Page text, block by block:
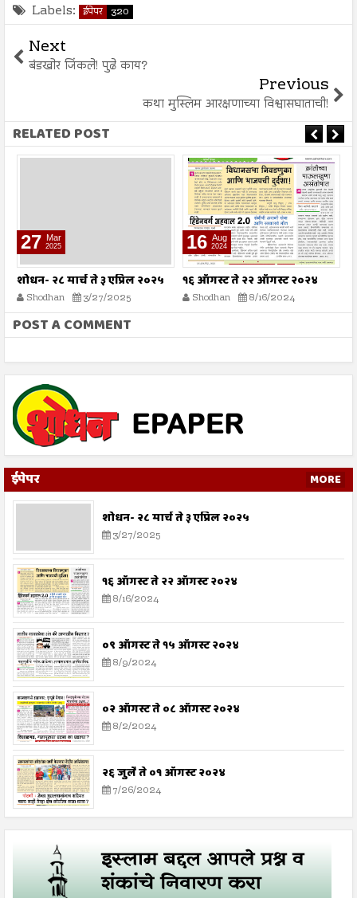
Labels: ईपेपर 320
Next
बंडखोर जिंकले! पुढे काय?
Previous
कथा मुस्लिम आरक्षणाच्या विश्वासघाताची!
RELATED POST
16 Aug
2024
१६ ऑगस्ट ते २२ ऑगस्ट २०२४
Shodhan 8/16/2024
09 Aug
2024
०९ ऑगस्ट ते १५ ऑगस्ट २०२४
Shodhan 8/9/2024
POST A COMMENT
ईपेपर MORE
शोधन- २८ मार्च ते ३ एप्रिल २०२५
3/27/2025
१६ ऑगस्ट ते २२ ऑगस्ट २०२४
8/16/2024
०९ ऑगस्ट ते १५ ऑगस्ट २०२४
8/9/2024
०२ ऑगस्ट ते ०८ ऑगस्ट २०२४
8/2/2024
२६ जुलै ते ०१ ऑगस्ट २०२४
7/26/2024